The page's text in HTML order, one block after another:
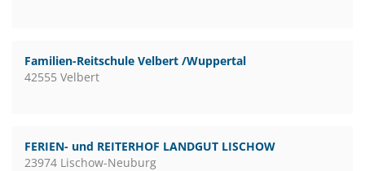
Familien-Reitschule Velbert /Wuppertal
42555 Velbert
FERIEN- und REITERHOF LANDGUT LISCHOW
23974 Lischow-Neuburg